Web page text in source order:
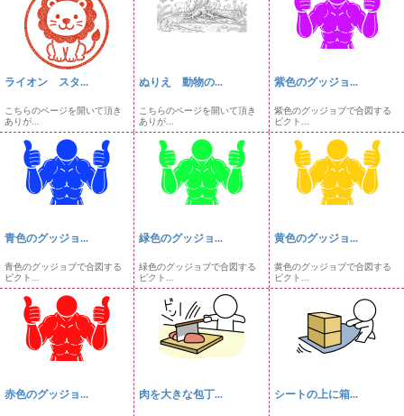
ライオン スタ...
こちらのページを開いて頂き
ありが...
ぬりえ 動物の...
こちらのページを開いて頂き
ありが...
紫色のグッジョ...
紫色のグッジョブで合図する
ピクト...
青色のグッジョ...
青色のグッジョブで合図する
ピクト...
緑色のグッジョ...
緑色のグッジョブで合図する
ピクト...
黄色のグッジョ...
黄色のグッジョブで合図する
ピクト...
赤色のグッジョ... 肉を大きな包丁... シートの上に箱...